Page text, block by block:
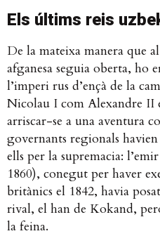
Els últims reis
De la mateixa manera que
afganesa seguia oberta, ho
l’imperi rus d’ençà de la
Nicolau I com Alexandre II
arriscar-se a una aventura
governants regionals
ells per la supremacia:
1860), conegut per haver
britànics el 1842, havia
rival, el han de Kokand,
la feina.